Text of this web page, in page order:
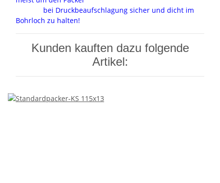
bei Druckbeaufschlagung sicher und dicht im
Bohrloch zu halten!
Kunden kauften dazu folgende
Artikel: